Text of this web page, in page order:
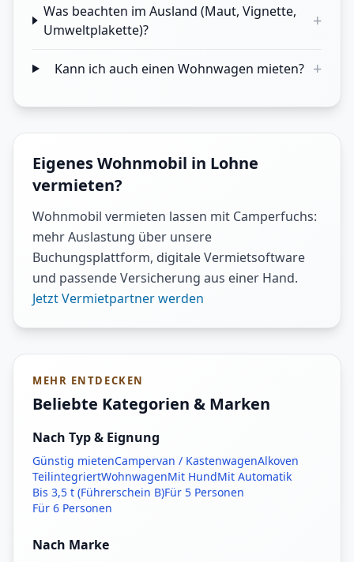
Was beachten im Ausland (Maut, Vignette,
Umweltplakette)?
+
Kann ich auch einen Wohnwagen mieten? +
Eigenes Wohnmobil in Lohne
vermieten?
Wohnmobil vermieten lassen mit Camperfuchs:
mehr Auslastung über unsere
Buchungsplattform, digitale Vermietsoftware
und passende Versicherung aus einer Hand.
Jetzt Vermietpartner werden
MEHR ENTDECKEN
Beliebte Kategorien & Marken
Nach Typ & Eignung
Günstig mietenCampervan / KastenwagenAlkoven
TeilintegriertWohnwagenMit HundMit Automatik
Bis 3,5 t (Führerschein B)Für 5 Personen
Für 6 Personen
Nach Marke